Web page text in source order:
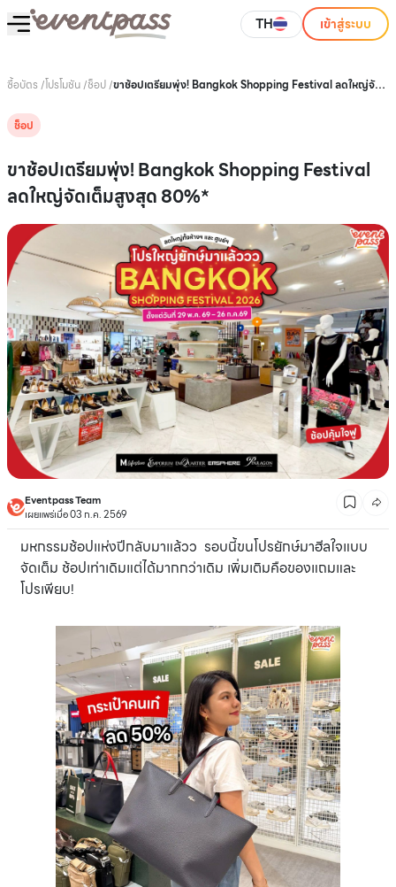
TH เข้าสู่ระบบ
ซื้อบัตร /โปรโมชัน/ช็อป/ขาช้อปเตรียมพุ่ง! Bangkok Shopping Festival ลดใหญ่จัด
ช็อป
ขาช้อปเตรียมพุ่ง! Bangkok Shopping Festival
ลดใหญ่จัดเต็มสูงสุด 80%*
Eventpass Team
เผยแพร่เมื่อ 03 ก.ค. 2569
มหกรรมช้อปแห่งปีกลับมาแล้วว รอบนี้ขนโปรยักษ์มาฮีลใจแบบ
จัดเต็ม ช้อปเท่าเดิมแต่ได้มากกว่าเดิม เพิ่มเติมคือของแถมและ
โปรเพียบ!